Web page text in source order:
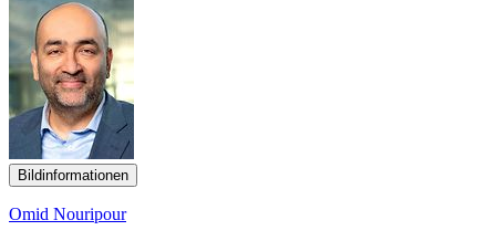
Bildinformationen
Omid Nouripour